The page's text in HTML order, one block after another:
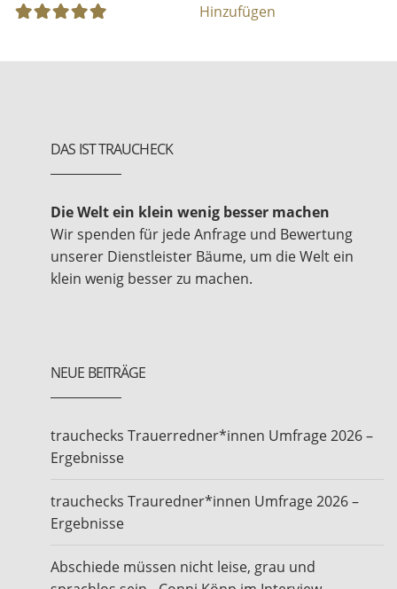
Hinzufügen
DAS IST TRAUCHECK
Die Welt ein klein wenig besser machen
Wir spenden für jede Anfrage und Bewertung
unserer Dienstleister Bäume, um die Welt ein
klein wenig besser zu machen.
NEUE BEITRÄGE
trauchecks Trauerredner*innen Umfrage 2026 –
Ergebnisse
trauchecks Trauredner*innen Umfrage 2026 –
Ergebnisse
Abschiede müssen nicht leise, grau und